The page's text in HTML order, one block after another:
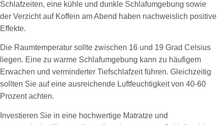
Schlafzeiten, eine kühle und dunkle Schlafumgebung sowie
der Verzicht auf Koffein am Abend haben nachweislich positive
Effekte.
Die Raumtemperatur sollte zwischen 16 und 19 Grad Celsius
liegen. Eine zu warme Schlafumgebung kann zu häufigem
Erwachen und verminderter Tiefschlafzeit führen. Gleichzeitig
sollten Sie auf eine ausreichende Luftfeuchtigkeit von 40-60
Prozent achten.
Investieren Sie in eine hochwertige Matratze und